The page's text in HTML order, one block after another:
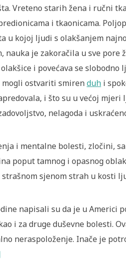
Vreteno starih žena i ručni
i tkaonicama.
u kojoj ljudi s olakšanjem
je zakoračila u sve pore
i povećava se slobodno
mogli ostvariti smirenduh i
i što su u većoj mjeri
nelagoda i
i mentalne bolesti, zločini,
poput tamnog i opasnog
sjenom strah u kosti
napisali su da je u Americi
i za druge duševne bolesti.
neraspoloženje. Inače je